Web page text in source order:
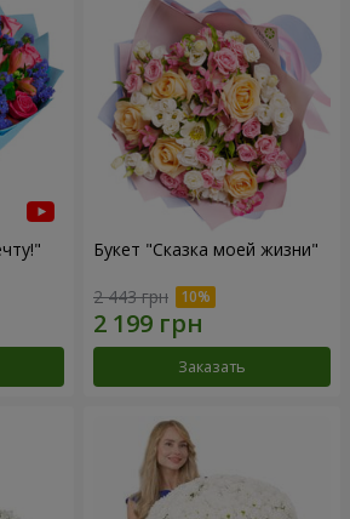
Букет "Сказка моей жизни"
2 443 грн
Заказать